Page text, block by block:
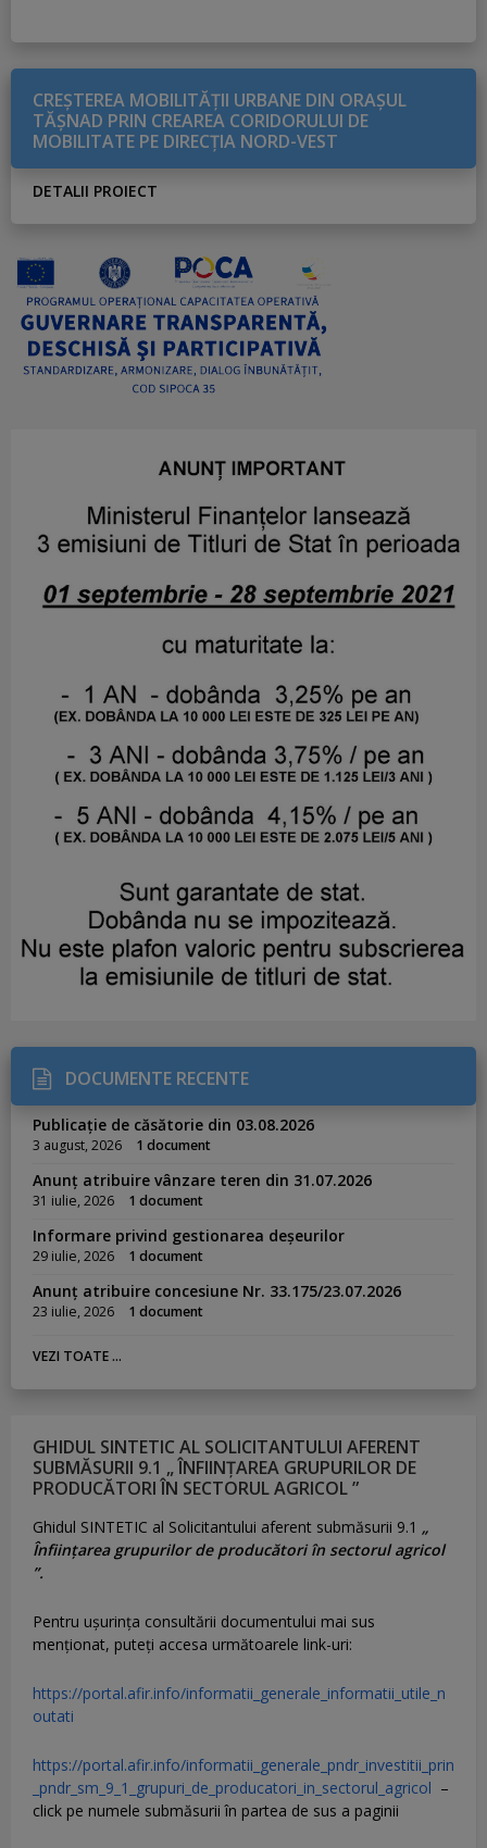
CREŞTEREA MOBILITĂŢII URBANE DIN ORAŞUL
TĂŞNAD PRIN CREAREA CORIDORULUI DE
MOBILITATE PE DIRECŢIA NORD-VEST
DETALII PROIECT
DOCUMENTE RECENTE
Publicație de căsătorie din 03.08.2026
3 august, 2026 1 document
Anunț atribuire vânzare teren din 31.07.2026
31 iulie, 2026 1 document
Informare privind gestionarea deșeurilor
29 iulie, 2026 1 document
Anunț atribuire concesiune Nr. 33.175/23.07.2026
23 iulie, 2026 1 document
VEZI TOATE ...
GHIDUL SINTETIC AL SOLICITANTULUI AFERENT
SUBMĂSURII 9.1 „ ÎNFIINȚAREA GRUPURILOR DE
PRODUCĂTORI ÎN SECTORUL AGRICOL ”
Ghidul SINTETIC al Solicitantului aferent submăsurii 9.1 „
Înființarea grupurilor de producători în sectorul agricol
”.
Pentru uşurinţa consultării documentului mai sus
menţionat, puteţi accesa următoarele link-uri:
https://portal.afir.info/informatii_generale_informatii_utile_n
outati
https://portal.afir.info/informatii_generale_pndr_investitii_prin
_pndr_sm_9_1_grupuri_de_producatori_in_sectorul_agricol –
click pe numele submăsurii în partea de sus a paginii